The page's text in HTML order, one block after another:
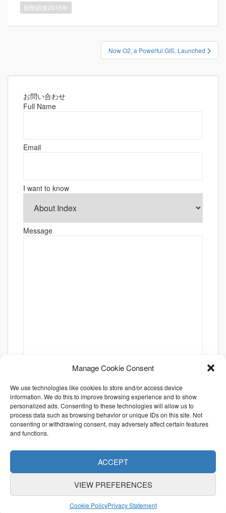
Manage Cookie Consent
We use technologies like cookies to store and/or access device
information. We do this to improve browsing experience and to show
personalized ads. Consenting to these technologies will allow us to
process data such as browsing behavior or unique IDs on this site. Not
consenting or withdrawing consent, may adversely affect certain features
and functions.
ACCEPT
VIEW PREFERENCES
Cookie PolicyPrivacy Statement
国勢調査2015年
ナ
Now O2, a Powerful GIS, Launched
お問い合わせ
Full Name
Email
I want to know
Message
特定商取引法に関する表示 個人情報保護方針